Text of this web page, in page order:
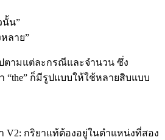
น”
ลาย”
ตามแต่ละกรณีและจำนวน ซึ่ง
“the” ก็มีรูปแบบให้ใช้หลายสิบแบบ
V2: กริยาแท้ต้องอยู่ในตำแหน่งที่สอง